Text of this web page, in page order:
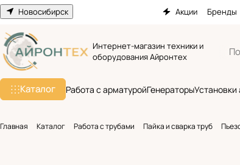
Новосибирск Акции Бренды
Интернет-магазин техники и
оборудования Айронтех
Каталог Работа с арматуройГенераторыУстановки
Главная Каталог Работа с трубами Пайка и сварка труб